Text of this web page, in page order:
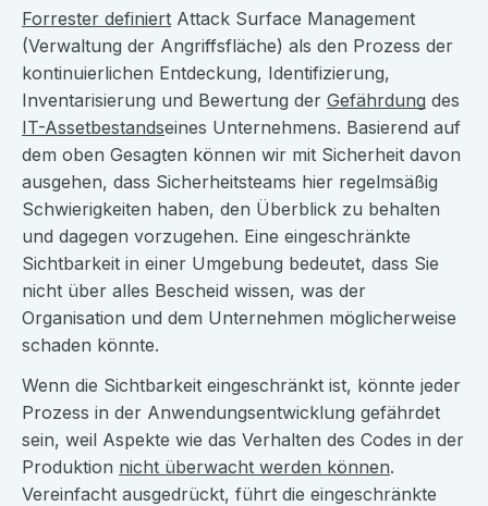
Forrester definiert Attack Surface Management
(Verwaltung der Angriffsfläche) als den Prozess der
kontinuierlichen Entdeckung, Identifizierung,
Inventarisierung und Bewertung der Gefährdung des
IT-Assetbestandseines Unternehmens. Basierend auf
dem oben Gesagten können wir mit Sicherheit davon
ausgehen, dass Sicherheitsteams hier regelmsäßig
Schwierigkeiten haben, den Überblick zu behalten
und dagegen vorzugehen. Eine eingeschränkte
Sichtbarkeit in einer Umgebung bedeutet, dass Sie
nicht über alles Bescheid wissen, was der
Organisation und dem Unternehmen möglicherweise
schaden könnte.
Wenn die Sichtbarkeit eingeschränkt ist, könnte jeder
Prozess in der Anwendungsentwicklung gefährdet
sein, weil Aspekte wie das Verhalten des Codes in der
Produktion nicht überwacht werden können.
Vereinfacht ausgedrückt, führt die eingeschränkte